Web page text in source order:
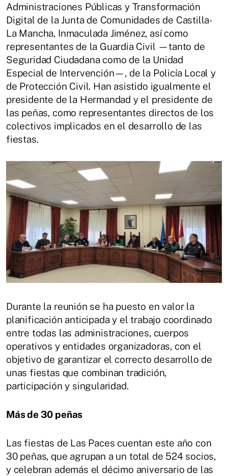
Administraciones Públicas y Transformación
Digital de la Junta de Comunidades de Castilla-
La Mancha, Inmaculada Jiménez, así como
representantes de la Guardia Civil —tanto de
Seguridad Ciudadana como de la Unidad
Especial de Intervención—, de la Policía Local y
de Protección Civil. Han asistido igualmente el
presidente de la Hermandad y el presidente de
las peñas, como representantes directos de los
colectivos implicados en el desarrollo de las
fiestas.
Durante la reunión se ha puesto en valor la
planificación anticipada y el trabajo coordinado
entre todas las administraciones, cuerpos
operativos y entidades organizadoras, con el
objetivo de garantizar el correcto desarrollo de
unas fiestas que combinan tradición,
participación y singularidad.
Más de 30 peñas
Las fiestas de Las Paces cuentan este año con
30 peñas, que agrupan a un total de 524 socios,
y celebran además el décimo aniversario de las